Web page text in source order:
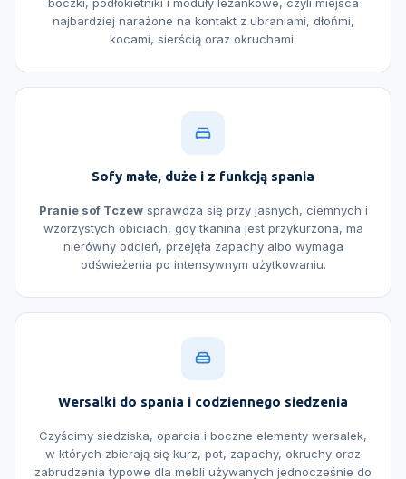
najbardziej narażone na kontakt z ubraniami, dłońmi,
kocami, sierścią oraz okruchami.
Sofy małe, duże i z funkcją spania
Pranie sof Tczewsprawdza się przy jasnych, ciemnych i
wzorzystych obiciach, gdy tkanina jest przykurzona, ma
nierówny odcień, przejęła zapachy albo wymaga
odświeżenia po intensywnym użytkowaniu.
Wersalki do spania i codziennego siedzenia
Czyścimy siedziska, oparcia i boczne elementy wersalek,
w których zbierają się kurz, pot, zapachy, okruchy oraz
zabrudzenia typowe dla mebli używanych jednocześnie do